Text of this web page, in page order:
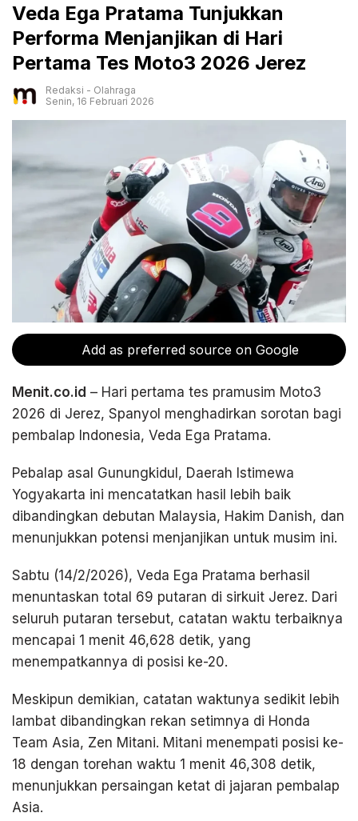
Veda Ega Pratama Tunjukkan
Performa Menjanjikan di Hari
Pertama Tes Moto3 2026 Jerez
Redaksi - Olahraga
Senin, 16 Februari 2026
Add as preferred source on Google
Menit.co.id – Hari pertama tes pramusim Moto3
2026 di Jerez, Spanyol menghadirkan sorotan bagi
pembalap Indonesia, Veda Ega Pratama.
Pebalap asal Gunungkidul, Daerah Istimewa
Yogyakarta ini mencatatkan hasil lebih baik
dibandingkan debutan Malaysia, Hakim Danish, dan
menunjukkan potensi menjanjikan untuk musim ini.
Sabtu (14/2/2026), Veda Ega Pratama berhasil
menuntaskan total 69 putaran di sirkuit Jerez. Dari
seluruh putaran tersebut, catatan waktu terbaiknya
mencapai 1 menit 46,628 detik, yang
menempatkannya di posisi ke-20.
Meskipun demikian, catatan waktunya sedikit lebih
lambat dibandingkan rekan setimnya di Honda
Team Asia, Zen Mitani. Mitani menempati posisi ke-
18 dengan torehan waktu 1 menit 46,308 detik,
menunjukkan persaingan ketat di jajaran pembalap
Asia.